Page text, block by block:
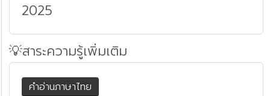
2025
💡สาระความรู้เพิ่มเติม
คำอ่านภาษาไทย